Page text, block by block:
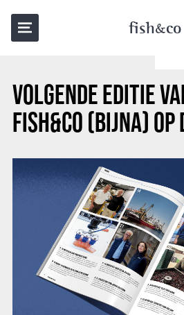
fishco
VOLGENDE EDITIE
FISH&CO (BIJNA) OP
BACK TO OVERVIEW